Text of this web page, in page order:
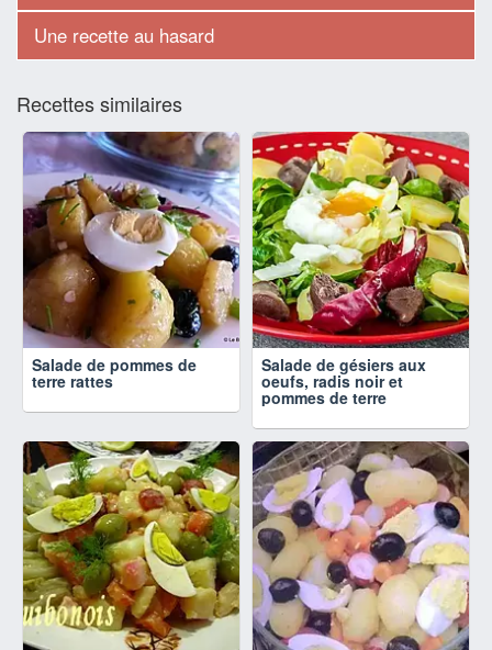
Une recette au hasard
Recettes similaires
Salade de pommes de
terre rattes
Salade de gésiers aux
oeufs, radis noir et
pommes de terre